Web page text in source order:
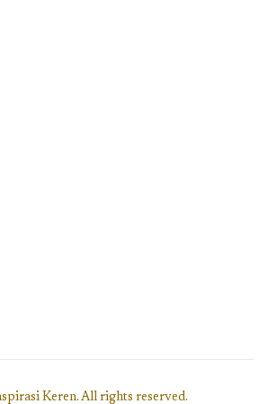
Keren. All rights reserved.